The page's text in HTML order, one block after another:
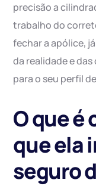
precisão a
trabalho do
fechar a apólice,
da realidade e
para o seu perfil
O que é
que ela
seguro